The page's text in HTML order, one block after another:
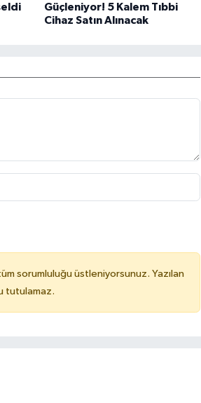
Güçleniyor! 5 Kalem Tıbbi
Cihaz Satın Alınacak
sorumluluğu üstleniyorsunuz. Yazılan
tutulamaz.